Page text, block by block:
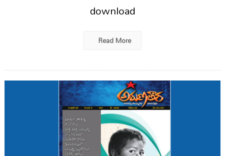
download
Read More